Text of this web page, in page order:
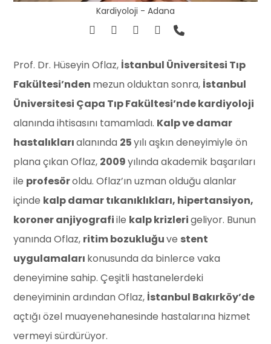
Kardiyoloji - Adana
Prof. Dr. Hüseyin Oflaz, İstanbul Üniversitesi Tıp
Fakültesi’nden mezun olduktan sonra, İstanbul
Üniversitesi Çapa Tıp Fakültesi’nde kardiyoloji
alanında ihtisasını tamamladı. Kalp ve damar
hastalıklarıalanında 25yılı aşkın deneyimiyle ön
plana çıkan Oflaz, 2009yılında akademik başarıları
ile profesöroldu. Oflaz’ın uzman olduğu alanlar
içinde kalp damar tıkanıklıkları, hipertansiyon,
koroner anjiyografiile kalp krizlerigeliyor. Bunun
yanında Oflaz, ritim bozukluğuve stent
uygulamaları konusunda da binlerce vaka
deneyimine sahip. Çeşitli hastanelerdeki
deneyiminin ardından Oflaz, İstanbul Bakırköy’de
açtığı özel muayenehanesinde hastalarına hizmet
vermeyi sürdürüyor.